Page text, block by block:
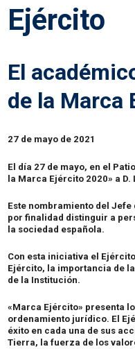
Ejército
El
de la Marca
27 de mayo de 2021
El día 27 de mayo, en el
la Marca Ejército 2020» a
Este nombramiento del
por finalidad distinguir a
la sociedad española.
Con esta iniciativa el
Ejército, la importancia de
de la Institución.
«Marca Ejército» presenta
ordenamiento jurídico. El
éxito en cada una de sus
Tierra, la fuerza de los